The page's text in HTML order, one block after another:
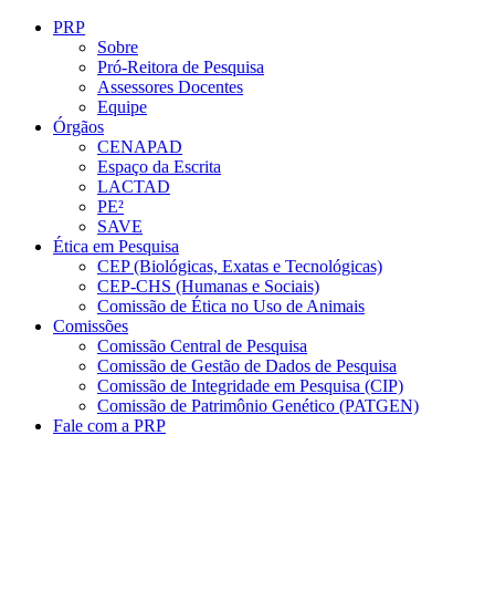
Conteúdo principal
PRP
Sobre
Pró-Reitora de Pesquisa
Assessores Docentes
Equipe
Órgãos
CENAPAD
Espaço da Escrita
LACTAD
PE²
SAVE
Ética em Pesquisa
CEP (Biológicas, Exatas e Tecnológicas)
CEP-CHS (Humanas e Sociais)
Comissão de Ética no Uso de Animais
Comissões
Comissão Central de Pesquisa
Comissão de Gestão de Dados de Pesquisa
Comissão de Integridade em Pesquisa (CIP)
Comissão de Patrimônio Genético (PATGEN)
Fale com a PRP